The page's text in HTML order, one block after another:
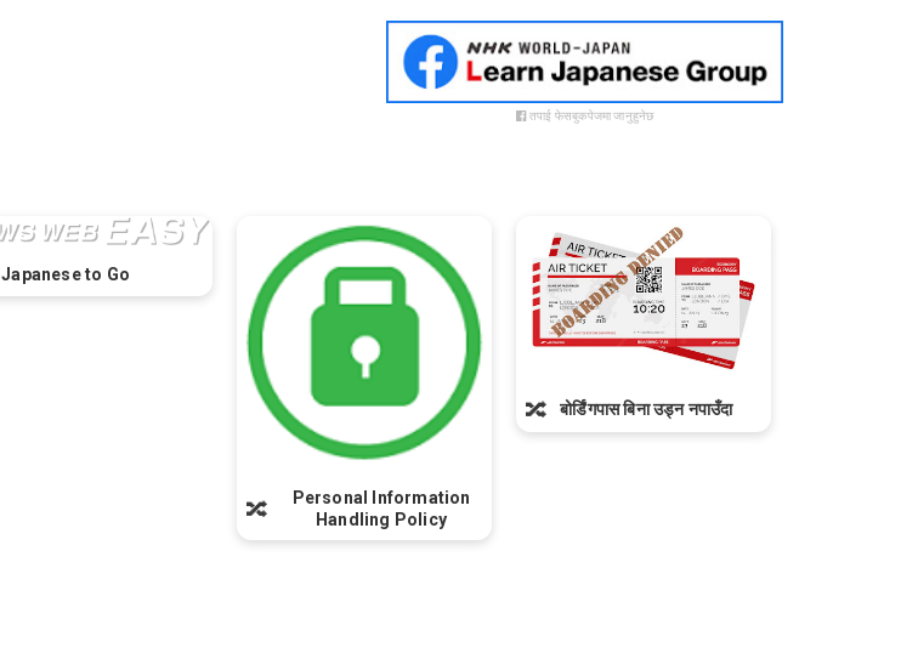
तपाई फेसबुकपेजमा जानुहुनेछ
Japanese to Go
🔀
Personal Information
Handling Policy
🔀 बोर्डिंगपास बिना उड्न नपाउँदा